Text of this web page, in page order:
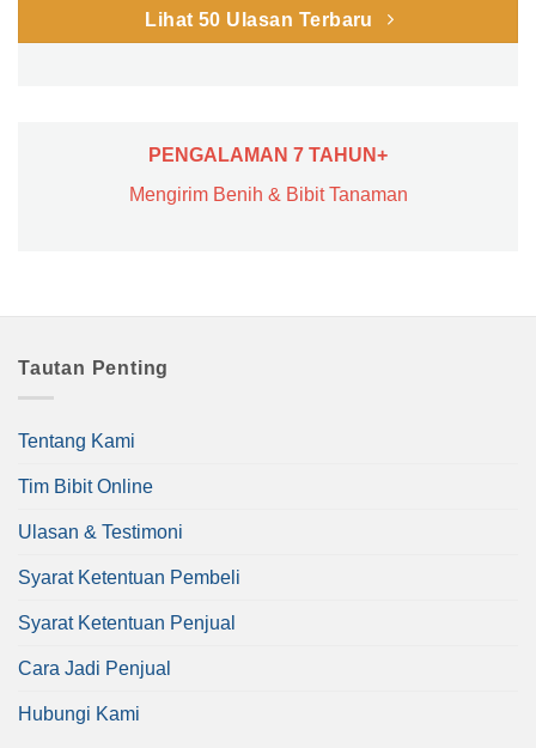
Lihat 50 Ulasan Terbaru
PENGALAMAN 7 TAHUN+
Mengirim Benih & Bibit Tanaman
Tautan Penting
Tentang Kami
Tim Bibit Online
Ulasan & Testimoni
Syarat Ketentuan Pembeli
Syarat Ketentuan Penjual
Cara Jadi Penjual
Hubungi Kami